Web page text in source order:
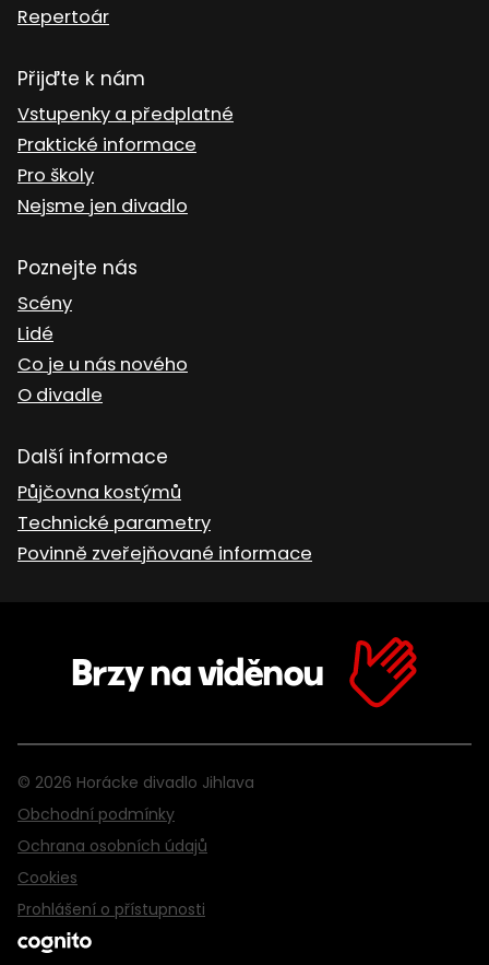
Repertoár
Přijďte k nám
Vstupenky a předplatné
Praktické informace
Pro školy
Nejsme jen divadlo
Poznejte nás
Scény
Lidé
Co je u nás nového
O divadle
Další informace
Půjčovna kostýmů
Technické parametry
Povinně zveřejňované informace
Brzy na viděnou
© 2026 Horácke divadlo Jihlava
Obchodní podmínky
Ochrana osobních údajů
Cookies
Prohlášení o přístupnosti